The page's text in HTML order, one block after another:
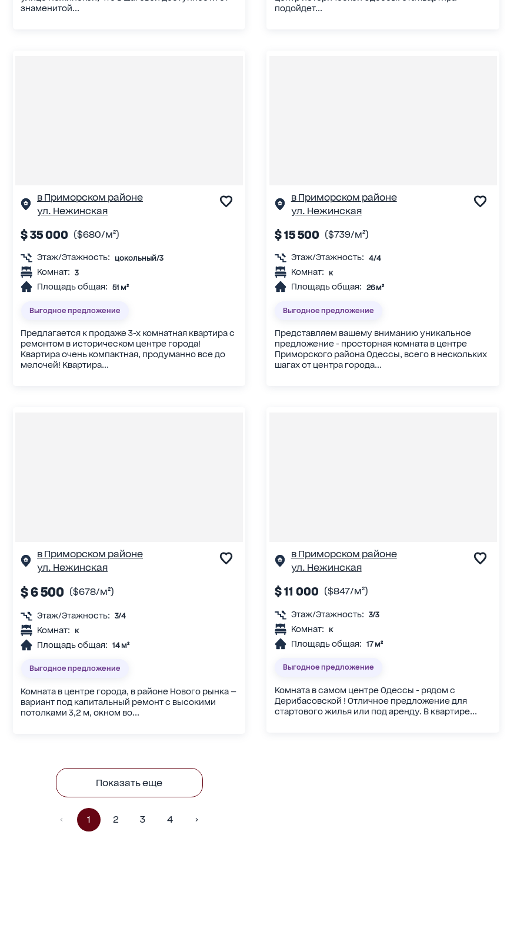
знаменитой...
подойдет...
в Приморском районе
ул. Нежинская
$ 35 000 ($680/м²)
Этаж/Этажность: цокольный/3
Комнат: 3
Площадь общая: 51 м²
Выгодное предложение
Предлагается к продаже 3-х комнатная квартира с
ремонтом в историческом центре города!
Квартира очень компактная, продуманно все до
мелочей! Квартира...
в Приморском районе
ул. Нежинская
$ 15 500 ($739/м²)
Этаж/Этажность: 4/4
Комнат: к
Площадь общая: 26 м²
Выгодное предложение
Представляем вашему вниманию уникальное
предложение - просторная комната в центре
Приморского района Одессы, всего в нескольких
шагах от центра города...
в Приморском районе
ул. Нежинская
$ 6 500 ($678/м²)
Этаж/Этажность: 3/4
Комнат: к
Площадь общая: 14 м²
Выгодное предложение
Комната в центре города, в районе Нового рынка —
вариант под капитальный ремонт с высокими
потолками 3,2 м, окном во...
в Приморском районе
ул. Нежинская
$ 11 000 ($847/м²)
Этаж/Этажность: 3/3
Комнат: к
Площадь общая: 17 м²
Выгодное предложение
Комната в самом центре Одессы - рядом с
Дерибасовской ! Отличное предложение для
стартового жилья или под аренду. В квартире...
Показать еще
1 2 3 4